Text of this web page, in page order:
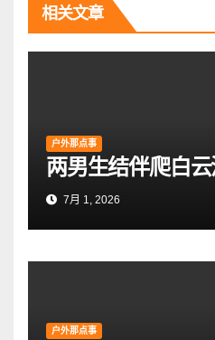
航
相关文章
户外那点事
两男生结伴爬白
7月 1, 2026
户外那点事